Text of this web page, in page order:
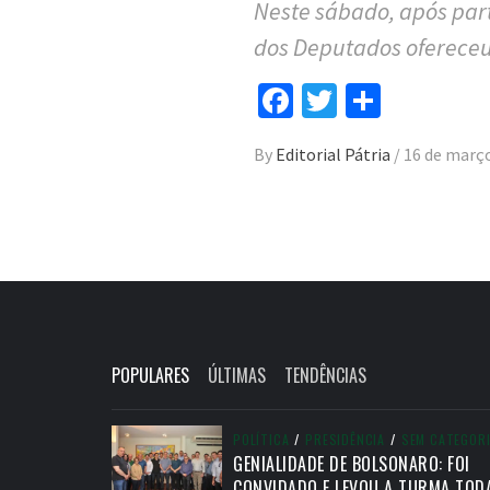
Neste sábado, após
dos Deputados
Facebook
Twitter
By Editorial Pátria / 16 de
POPULARES ÚLTIMAS TENDÊNCIAS
POLÍTICA / PRESIDÊNCIA / SEM
GENIALIDADE DE BOLSONARO: FOI